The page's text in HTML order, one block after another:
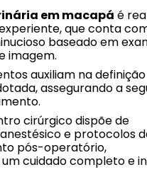
em macapá é
que conta
baseado em
imagem.
auxiliam na
assegurando a
cirúrgico dispõe de
e protocolos
pós-operatório,
cuidado completo e